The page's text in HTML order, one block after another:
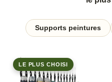
Supports peintures
LE PLUS CHOISI